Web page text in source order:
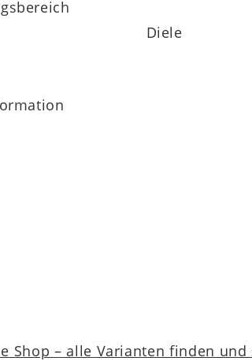
Diele
Shop – alle Varianten finden